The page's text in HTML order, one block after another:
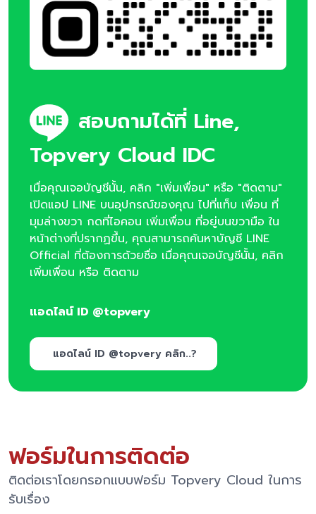
สอบถามได้ที่ Line,
Topvery Cloud IDC
เมื่อคุณเจอบัญชีนั้น, คลิก "เพิ่มเพื่อน" หรือ "ติดตาม"
เปิดแอป LINE บนอุปกรณ์ของคุณ ไปที่แท็บ เพื่อน ที่
มุมล่างขวา กดที่ไอคอน เพิ่มเพื่อน ที่อยู่บนขวามือ ใน
หน้าต่างที่ปรากฏขึ้น, คุณสามารถค้นหาบัญชี LINE
Official ที่ต้องการด้วยชื่อ เมื่อคุณเจอบัญชีนั้น, คลิก
เพิ่มเพื่อน หรือ ติดตาม
แอดไลน์ ID @topvery
แอดไลน์ ID @topvery คลิก..?
ฟอร์มในการติดต่อ
ติดต่อเราโดยกรอกแบบฟอร์ม Topvery Cloud ในการ
รับเรื่อง